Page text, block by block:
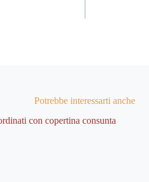
Potrebbe interessarti anche